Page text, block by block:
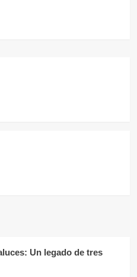
Un legado de tres